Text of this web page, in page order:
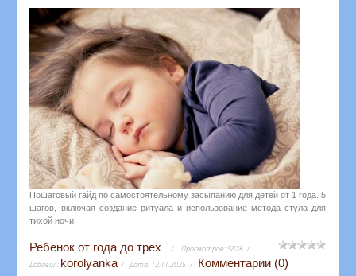
Пошаговый гайд по самостоятельному засыпанию для детей от 1 года. 5
шагов, включая создание ритуала и использование метода стула для
тихой ночи.
Ребенок от года до трех Просмотров:5826
Добавил: korolyanka Дата: 12.11.2025 Комментарии (0)